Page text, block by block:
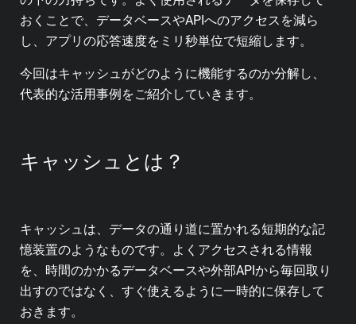
おくことで、データベースやAPIへのアクセスを減ら
し、アプリの応答速度をミリ秒単位で短縮します。
今回はキャッシュがどのように機能するのか分解し、
代表的な活用事例をご紹介していきます。
キャッシュとは？
キャッシュは、データの通り道に置かれる短期的な記
憶装置のようなものです。
よくアクセスされる情報
を、時間のかかるデータベースや外部APIから毎回取り
出すのではなく、すぐ使えるように一時的に保存して
おきます。